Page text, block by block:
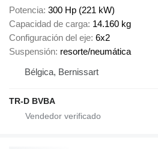
Potencia 300 Hp (221 kW)
Capacidad de carga 14.160 kg
Configuración del eje 6x2
Suspensión resorte/neumática
Bélgica, Bernissart
TR-D BVBA